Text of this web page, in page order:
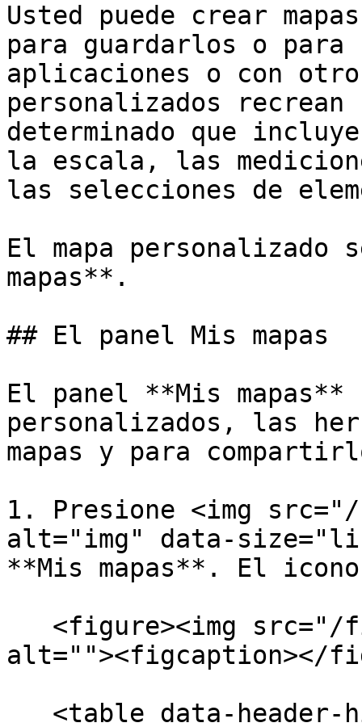
Usted puede crear
para guardarlos o
aplicaciones o con
personalizados
determinado que
la escala, las
las selecciones de
El mapa
mapas**.
## El panel Mis mapas
El panel **Mis
personalizados, las
mapas y para
1. Presione <img src="/
alt="img" data-
**Mis mapas**. El
alt=""><figcaption></